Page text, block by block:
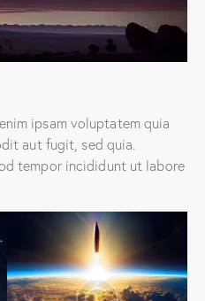
ipsam voluptatem quia
aut fugit, sed quia.
tempor incididunt ut labore